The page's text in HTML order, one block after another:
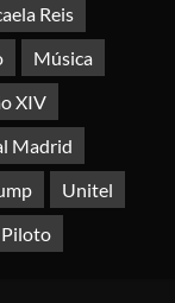
Reis
Música
XIV
Madrid
Unitel